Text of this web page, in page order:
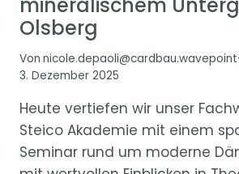
Olsberg
Von
3. Dezember 2025
Heute vertiefen wir unser
Steico Akademie mit einem
Seminar rund um moderne